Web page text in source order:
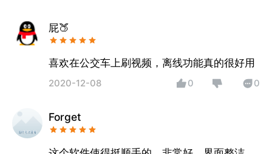
屁🍑
喜欢在公交车上刷视频，离线功能真的很好用
2020-12-08 0 0
Forget